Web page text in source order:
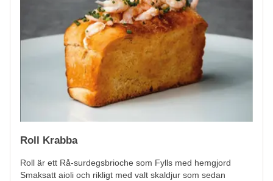
Roll Krabba
Roll är ett Rå-surdegsbrioche som Fylls med hemgjord
Smaksatt aioli och rikligt med valt skaldjur som sedan